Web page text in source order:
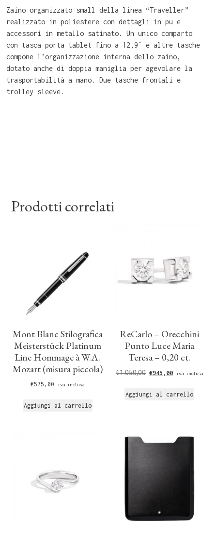
Zaino organizzato small della linea “Traveller”
realizzato in poliestere con dettagli in pu e
accessori in metallo satinato. Un unico comparto
con tasca porta tablet fino a 12,9″ e altre tasche
compone l’organizzazione interna dello zaino,
dotato anche di doppia maniglia per agevolare la
trasportabilità a mano. Due tasche frontali e
trolley sleeve.
Prodotti correlati
Mont Blanc Stilografica
Meisterstück Platinum
Line Hommage à W.A.
Mozart (misura piccola)
€575,00 iva inclusa
Aggiungi al carrello
ReCarlo – Orecchini
Punto Luce Maria
Teresa – 0,20 ct.
€1.050,00 €945,00 iva inclusa
Aggiungi al carrello